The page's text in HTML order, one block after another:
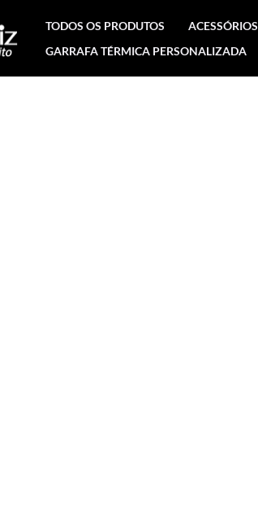
TODOS OS PRODUTOS ACESSÓRIOS
GARRAFA TÉRMICA PERSONALIZADA